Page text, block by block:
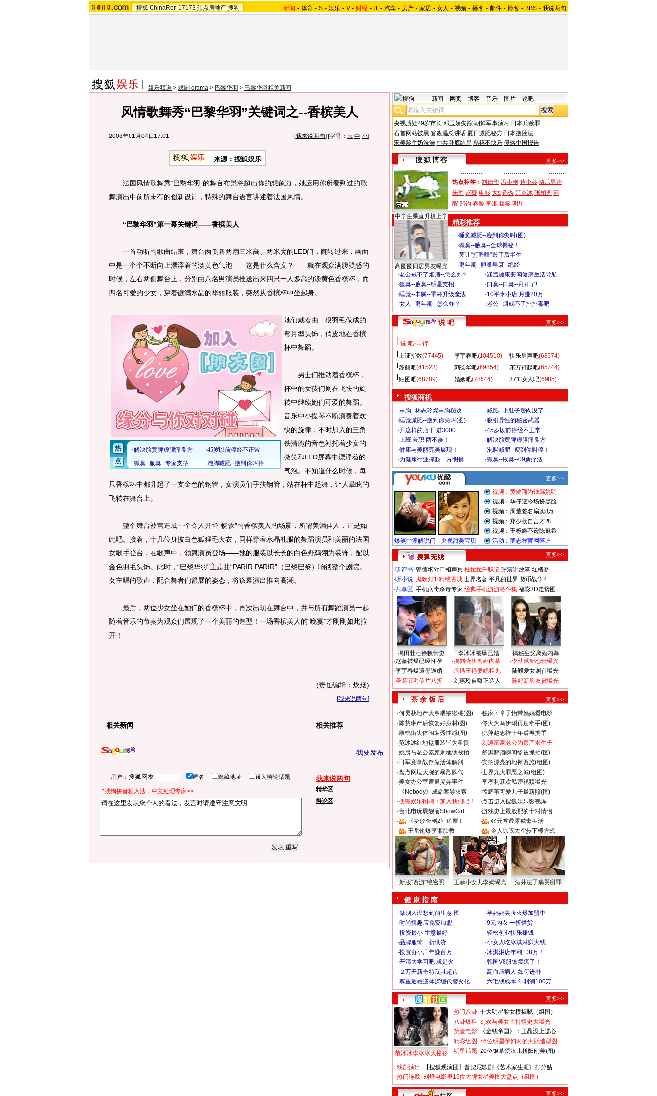
搜狐 ChinaRen 17173 焦点房地产 搜狗 新闻 - 体育 - S - 娱乐 - V - 财经 - IT - 汽车 - 房产 - 家居 - 女人 - 视频 - 播客 - 邮件 - 博客 - BBS - 我说两句
娱乐频道 > 戏剧 drama > 巴黎华羽 > 巴黎华羽相关新闻
风情歌舞秀“巴黎华羽”关键词之--香槟美人
2008年01月04日17:01 [我来说两句] [字号： 大 中 小]
来源：搜狐娱乐
法国风情歌舞秀“巴黎华羽”的舞台布景将超出你的想象力，她运用你所看到过的歌
舞演出中前所未有的创新设计，特殊的舞台语言讲述着法国风情。
“巴黎华羽”第一幕关键词——香槟美人
一首动听的歌曲结束，舞台两侧各两扇三米高、两米宽的LED门，翻转过来，画面
中是一个个不断向上漂浮着的淡黄色气泡——这是什么含义？——就在观众满腹疑惑的
时候，左右两侧舞台上，分别由八名男演员推送出来四只一人多高的淡黄色香槟杯，而
四名可爱的少女，穿着镶满水晶的华丽服装，突然从香槟杯中坐起身。
她们戴着由一根羽毛做成的
弯月型头饰，俏皮地在香槟
杯中舞蹈。
男士们推动着香槟杯，
杯中的女孩们则在飞快的旋
转中继续她们可爱的舞蹈。
音乐中小提琴不断演奏着欢
快的旋律，不时加入的三角
铁清脆的音色衬托着少女的
微笑和LED屏幕中漂浮着的
气泡。不知道什么时候，每
只香槟杯中都升起了一支金色的钢管，女演员们手扶钢管，站在杯中起舞，让人晕眩的
飞转在舞台上。
整个舞台被营造成一个令人开怀“畅饮”的香槟美人的场景，所谓美酒佳人，正是如
此吧。接着，十几位身披白色狐狸毛大衣，同样穿着水晶礼服的舞蹈演员和美丽的法国
女歌手登台，在歌声中，领舞演员登场——她的服装以长长的白色野鸡翎为装饰，配以
金色羽毛头饰。此时，“巴黎华羽”主题曲“PARIR PARIR”（巴黎巴黎）响彻整个剧院。
女主唱的歌声，配合舞者们舒展的姿态，将该幕演出推向高潮。
最后，两位少女坐在她们的香槟杯中，再次出现在舞台中，并与所有舞蹈演员一起
随着音乐的节奏为观众们展现了一个美丽的造型！一场香槟美人的“晚宴”才刚刚如此拉
开！
(责任编辑：炊烟)
[我来说两句]
相关新闻 相关推荐
我要发布
用户： 匿名 隐藏地址 设为辩论话题
*搜狗拼音输入法，中文处理专家>>
我来说两句
精华区
辩论区
新闻 网页 博客 音乐 图片 说吧
央视质疑29岁市长 邓玉娇失踪 朝鲜军事演习 日本兵赎罪
石首网站被黑 篡改温总讲话 夏日减肥秘方 日本瘦脸法
宋美龄牛奶洗澡 中共卧底结局 慈禧不快乐 侵略中国报告
更多>>
中学生乘直升机上学
高圆圆同居男友曝光
热点标签： 刘德华 冯小刚 蔡少芬 快乐男声
朱军 赵薇 电影 大s 选秀 范冰冰 张柏芝 苏
醒 郑钧 春晚 李湘 搞笑 明星
精彩推荐
·睡觉减肥--瘦到你尖叫(图)
·狐臭--腋臭--全球揭秘！
·莫让“打呼噜”毁了后半生
·更年期--卵巢早衰--绝经
·老公戒不了烟酒--怎么办？ ·涵盖健康要闻健康生活导航
·狐臭--腋臭--明星支招 ·口臭--口臭--拜拜了!
·睡觉--丰胸--罩杯升级魔法 ·10平米小店 月赚20万
·女人--更年期--怎么办？ ·老公--烟戒不了排排毒吧
说 吧 更多>>
说 吧 排 行
上证指数(77445) 李宇春吧(104510) 快乐男声吧(68574)
苏醒吧(41523) 刘德华吧(69854) 东方神起吧(65744)
贴图吧(68789) 婚姻吧(78544) 37℃女人吧(6985)
搜狐商机
·丰胸--林志玲爆丰胸秘诀 ·减肥--小肚子赘肉没了
·睡觉减肥--瘦到你尖叫(图) ·吸引异性的秘密武器
·开这样的店 日进3000 ·45岁以前停经不正常
·上班 兼职 两不误！ ·解决脸黄脾虚腰痛良方
·健康与美丽完美展现！ ·泡脚减肥--瘦到你叫停！
·为健康行业撑起一片明镜 ·狐臭--腋臭--09新疗法
更多>>
·听评书 郭德纲对口相声集 杜拉拉升职记 张震讲故事 红楼梦
·听小说 鬼吹灯1-精绝古城 世界名著 平凡的世界 货币战争2
·共享区 手机病毒杀毒专家 经典手机游游格斗集 福彩3D走势图
揭田壮壮徐帆情史 李冰冰被爆已婚
揭秘生父离婚内幕
·赵薇被爆已经怀孕
·李宇春爆遭母逼婚
·圣诞节明信片八折
·揭刘晓庆离婚内幕
·周迅王艳婆媳相见
·刘嘉玲自曝正造人
·李幼斌新恋情曝光
·陆毅爱女照首曝光
·陈好新男友被曝光
茶 余 饭 后
更多>>
·何炅获地产大亨喂猕猴桃(图) ·独家：章子怡带妈妈看电影
·陈慧琳产后恢复好身材(图) ·佟大为马伊琍再度牵手(图)
·殷桃街头休闲装秀性感(图) ·倪萍赵忠祥十年后再携手
·范冰冰红地毯服装皆为租赁 ·刘涛富豪老公为家产求生子
·姚晨与老公素颜乘地铁被拍 ·舒淇醉酒瞬间惨被抓拍(图)
· 日军竟拿战俘做活体解剖 ·实拍漂亮的地摊西施(组图)
·盘点网坛大腕的暴烈脾气 ·世界九大罪恶之城(组图)
·美女办公室遭遇灵异事件 ·李孝利新欢私密视频曝光
· 《Nobody》成命案导火索 ·孟庭苇可爱儿子最新照(图)
·搜狐娱乐招聘：加入我们吧！ ·点击进入搜狐娱乐影视库
·台北电玩展靓丽ShowGirl ·游戏史上最般配的十对情侣
·
《变形金刚2》送票！ ·
张元首透露戒毒生活
·
王岳伦爆李湘胎教 · 令人惊叹太空步下楼方式
新版“西游”绝密照 王菲小女儿李嫣曝光 酒井法子痛哭谢罪
健 康 指 南
·做别人没想到的生意 图 ·孕妈妈美腹火爆加盟中
·时尚情趣店免费加盟 ·9元内衣 一折供货
·投资最小 生意最好 ·轻松创业快乐赚钱
·品牌服饰一折供货 ·小女人吃冰淇淋赚大钱
·投资办小厂年赚百万 ·冰淇淋店年利108万！
·开清大学习吧 就是火 ·韩国V8服饰卖疯了！
· ２万开新奇特玩具超市 ·高血压病人 如何进补
·尊重遇难遗体深埋代替火化 ·六毛钱成本 年利润100万
更多>>
范冰冰李冰冰大撞衫
热门八卦 十大明星脸女模揭晓（组图）
八卦爆料 刘欢与美女主持情史大曝光
第壹电影
《金钱帝国》：王晶没上进心
精彩组图 46位明星孕妇时的大胆造型图
明星话题 20位银幕硬汉比拼阳刚美(图)
戏剧演出
【搜狐观演团】普契尼歌剧《艺术家生涯》打分贴
热门连载 刘烨电影里15位大牌女星美图大盘点（组图）
更多>>